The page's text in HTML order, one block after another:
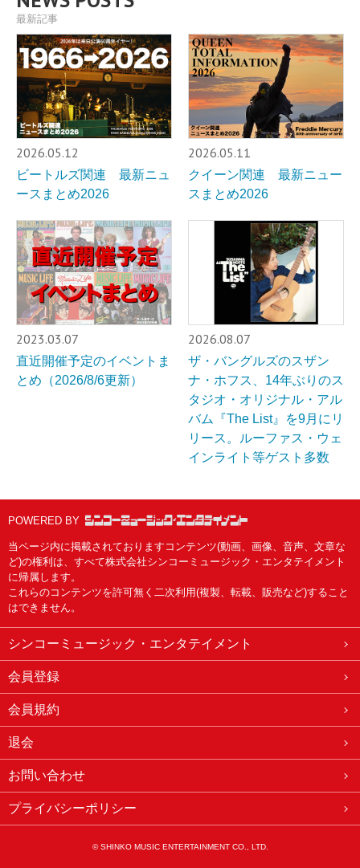
最新記事
2026.05.12
ビートルズ関連 最新ニュ
ースまとめ2026
2026.05.11
クイーン関連 最新ニュー
スまとめ2026
2023.03.07
直近開催予定のイベントま
とめ（2026/8/6更新）
2026.08.07
ザ・バングルズのスザン
ナ・ホフス、14年ぶりのス
タジオ・オリジナル・アル
バム『The List』を9月にリ
リース。ルーファス・ウェ
インライト等ゲスト多数
POWERED BY
当ページ内に掲載されておりますコンテンツ(動画、画像、音声、文章な
ど)の権利は、すべて株式会社シンコーミュージック・エンタテイメント
に帰属します。
これらのコンテンツを許可無く二次利用(複製、転載、販売など)すること
はできません。
シンコーミュージック・エンタテイメント
会員登録
会員規約
退会
お問い合わせ
プライバシーポリシー
© SHINKO MUSIC ENTERTAINMENT CO., LTD.